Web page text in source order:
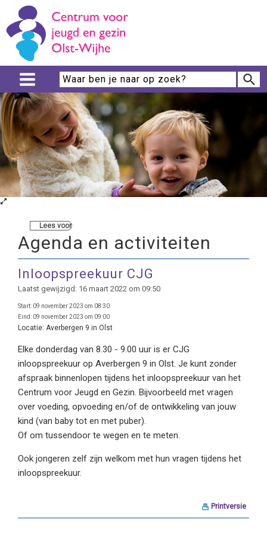
Lees voor
Agenda en activiteiten
Inloopspreekuur CJG
Laatst gewijzigd: 16 maart 2022 om 09:50
Start: 09 november 2023 om 08:30
Eind: 09 november 2023 om 09:00
Locatie: Averbergen 9 in Olst
Elke donderdag van 8.30 - 9.00 uur is er CJG
inloopspreekuur op Averbergen 9 in Olst. Je kunt zonder
afspraak binnenlopen tijdens het inloopspreekuur van het
Centrum voor Jeugd en Gezin. Bijvoorbeeld met vragen
over voeding, opvoeding en/of de ontwikkeling van jouw
kind (van baby tot en met puber).
Of om tussendoor te wegen en te meten.
Ook jongeren zelf zijn welkom met hun vragen tijdens het
inloopspreekuur.
Printversie